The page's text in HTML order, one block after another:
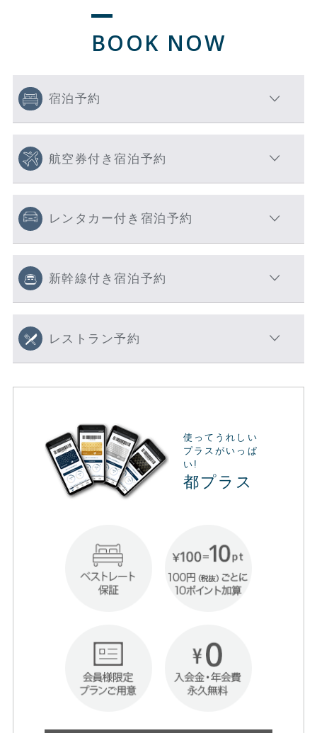
BOOK NOW
宿泊予約
航空券付き宿泊予約
レンタカー付き宿泊予約
新幹線付き宿泊予約
レストラン予約
使ってうれしい
プラスがいっぱ
い!
都プラス